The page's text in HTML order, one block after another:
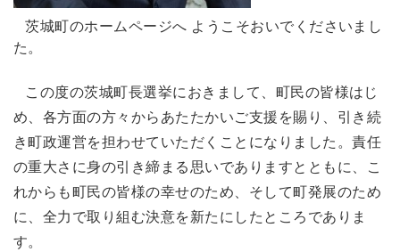
茨城町のホームページへ ようこそおいでくださいまし
た。
この度の茨城町長選挙におきまして、町民の皆様はじ
め、各方面の方々からあたたかいご支援を賜り、引き続
き町政運営を担わせていただくことになりました。責任
の重大さに身の引き締まる思いでありますとともに、こ
れからも町民の皆様の幸せのため、そして町発展のため
に、全力で取り組む決意を新たにしたところでありま
す。